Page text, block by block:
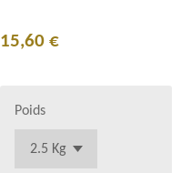
15,60 €
Poids